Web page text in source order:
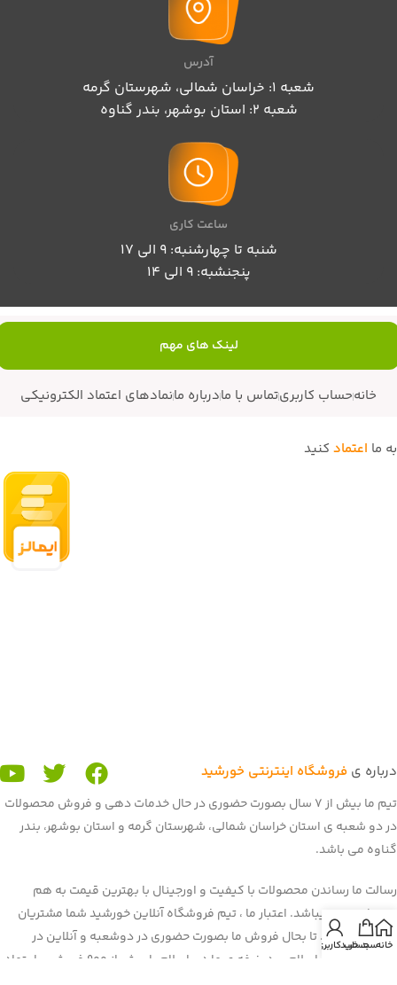
آدرس
شعبه 1: خراسان شمالی، شهرستان گرمه
شعبه 2: استان بوشهر، بندر گناوه
ساعت کاری
شنبه تا چهارشنبه: 9 الی 17
پنجنشبه: 9 الی 14
لینک های مهم
خانهحساب کاربریتماس با مادرباره مانمادهای اعتماد الکترونیکی
درباره ی فروشگاه اینترنتی خورشید
تیم ما بیش از 7 سال بصورت حضوری در حال خدمات دهی و فروش محصولات
در دو شعبه ی استان خراسان شمالی، شهرستان گرمه و استان بوشهر، بندر
گناوه می باشد.
رسالت ما رساندن محصولات با کیفیت و اورجینال با بهترین قیمت به هم
میهنان عزیز میباشد. اعتبار ما ، تیم فروشگاه آنلاین خورشید شما مشتریان
عزیز می باشید. تا بحال فروش ما بصورت حضوری در دوشعبه و آنلاین در
برنامه و سایت باسلام بود. غرفه ی ما در باسلام با بیش از 900 فروش و اعتماد
به ما اعتماد کنید
خانهسبد خرید
حساب کاربری من